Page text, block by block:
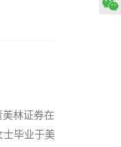
林证券在
士毕业于美